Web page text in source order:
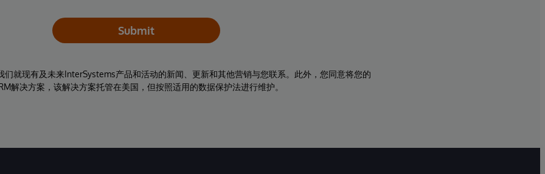
Submit
就现有及未来InterSystems产品和活动的新闻、更新和其他营销与您联系。此外，您同意将您的
解决方案，该解决方案托管在美国，但按照适用的数据保护法进行维护。